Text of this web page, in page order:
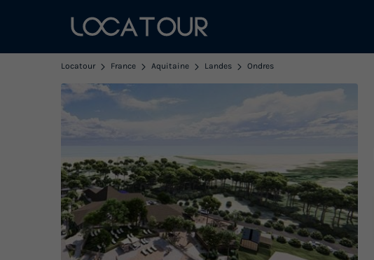
Locatour France Aquitaine Landes Ondres